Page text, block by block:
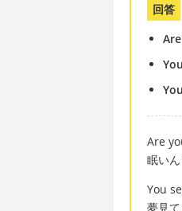
回答
Are
眠い
You
夢見て